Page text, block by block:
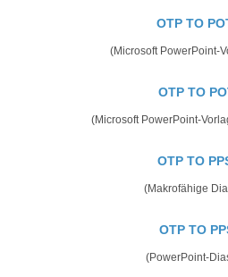
OTP TO
(Microsoft PowerPoint-
OTP TO
(Microsoft PowerPoint-
OTP TO
(Makrofähige
OTP TO
(PowerPoint-